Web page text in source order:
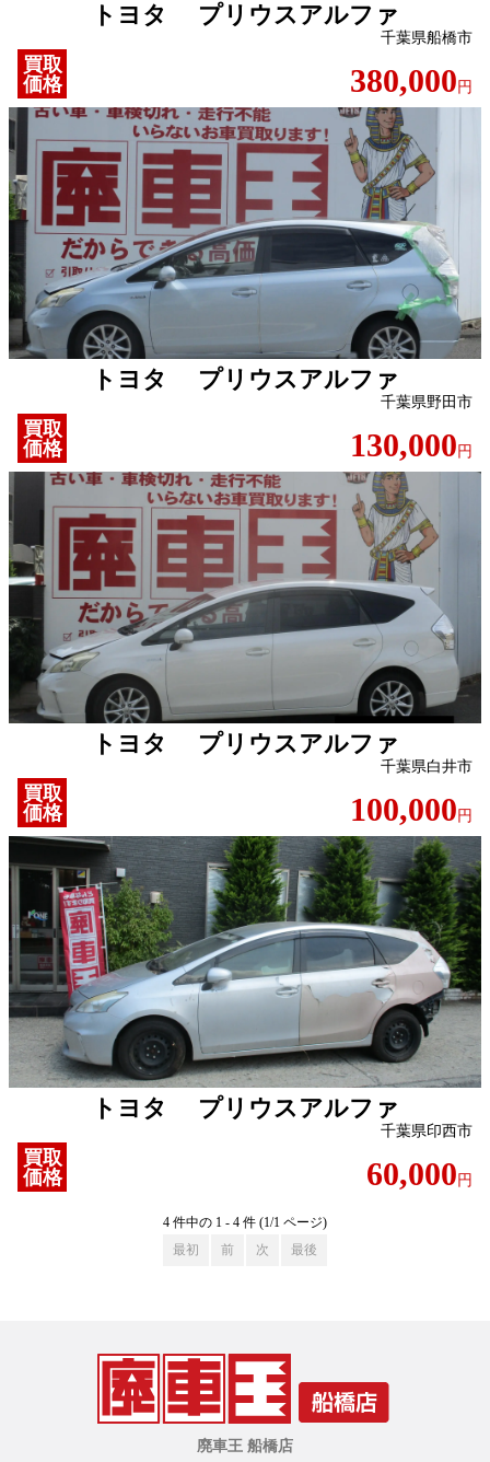
トヨタ プリウスアルファ
千葉県船橋市
買取
価格
380,000 円
トヨタ プリウスアルファ
千葉県野田市
買取
価格
130,000 円
トヨタ プリウスアルファ
千葉県白井市
買取
価格
100,000 円
トヨタ プリウスアルファ
千葉県印西市
買取
価格
60,000 円
4 件中の 1 - 4 件 (1/1 ページ)
最初
前 次 最後
廃車王 船橋店